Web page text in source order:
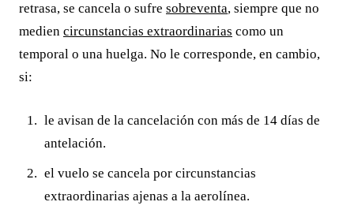
retrasa, se cancela o sufre sobreventa, siempre que no
medien circunstancias extraordinarias como un
temporal o una huelga. No le corresponde, en cambio,
si:
le avisan de la cancelación con más de 14 días de
antelación.
el vuelo se cancela por circunstancias
extraordinarias ajenas a la aerolínea.